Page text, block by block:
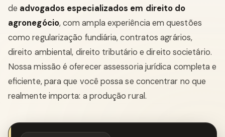
de advogados especializados em direito do
agronegócio, com ampla experiência em questões
como regularização fundiária, contratos agrários,
direito ambiental, direito tributário e direito societário.
Nossa missão é oferecer assessoria jurídica completa e
eficiente, para que você possa se concentrar no que
realmente importa: a produção rural.